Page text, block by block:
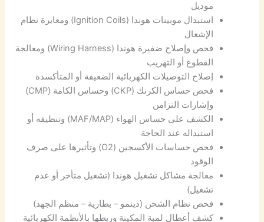
موديل
استبدال موبينات هوندا (Ignition Coils) ومعايرة نظام
الإشعال
فحص وإصلاح ضفيرة هوندا (Wiring Harness) ومعالجة
القطوع أو التهريب
إصلاح التوصيلات الكهربائية الضعيفة أو المتأكسدة
فحص حساس الكرنك (CKP) وحساس الكامة (CMP)
وإشارات التزامن
الكشف على حساس الهواء (MAF/MAP) وتنظيفه أو
استبداله عند الحاجة
فحص حساسات الأكسجين (O2) وتأثيرها على صرف
الوقود
معالجة مشاكل تشغيل هوندا (تشغيل متأخر أو عدم
تشغيل)
فحص نظام الشحن (دينمو – بطارية – منظم الجهد)
كشف أعطال لمبة المكينة وربطها بالأنظمة الكهربائية